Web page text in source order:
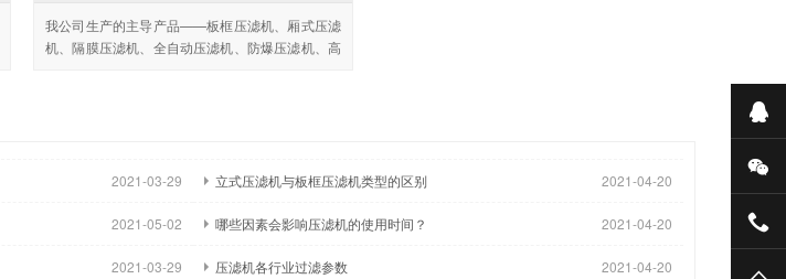
我公司生产的主导产品——板框压滤机、厢式压滤
机、隔膜压滤机、全自动压滤机、防爆压滤机、高
2021-03-29 2021-04-20
立式压滤机与板框压滤机类型的区别
2021-05-02 2021-04-20
哪些因素会影响压滤机的使用时间？
2021-03-29 2021-04-20
压滤机各行业过滤参数